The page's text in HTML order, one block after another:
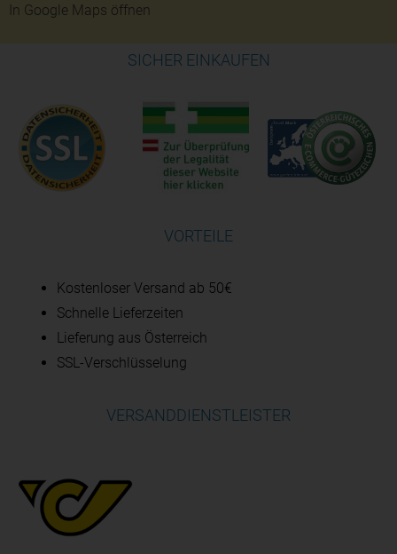
In Google Maps öffnen
SICHER EINKAUFEN
VORTEILE
Kostenloser Versand ab 50€
Schnelle Lieferzeiten
Lieferung aus Österreich
SSL-Verschlüsselung
VERSANDDIENSTLEISTER